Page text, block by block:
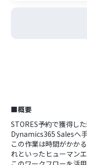
■概要
STORES予約で獲得し
Dynamics365 Salesへ
この作業は時間がかか
れといったヒューマン